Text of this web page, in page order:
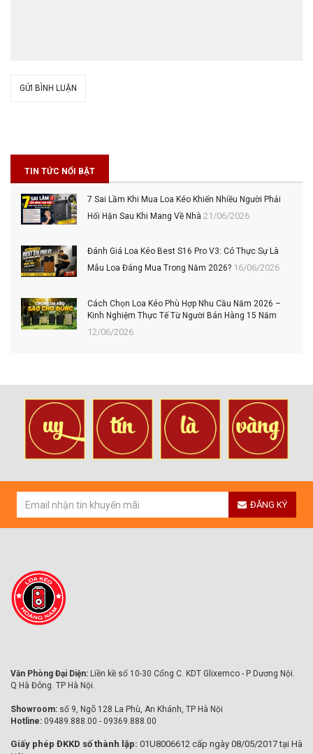
GỬI BÌNH LUẬN
TIN TỨC NỔI BẬT
7 Sai Lầm Khi Mua Loa Kéo Khiến Nhiều Người Phải
Hối Hận Sau Khi Mang Về Nhà 21/06/2026
Đánh Giá Loa Kéo Best S16 Pro V3: Có Thực Sự Là
Mẫu Loa Đáng Mua Trong Năm 2026? 16/06/2026
Cách Chọn Loa Kéo Phù Hợp Nhu Cầu Năm 2026 –
Kinh Nghiệm Thực Tế Từ Người Bán Hàng 15 Năm
12/06/2026
ĐĂNG KÝ
Văn Phòng Đại Diện: Liền kề số 10-30 Cổng C. KDT Glixemco - P Dương Nội.
Q Hà Đông. TP Hà Nội.
Showroom: số 9, Ngõ 128 La Phù, An Khánh, TP Hà Nội
Hotline: 09489.888.00 - 09369.888.00
Giấy phép ĐKKD số thành lập: 01U8006612 cấp ngày 08/05/2017 tại Hà